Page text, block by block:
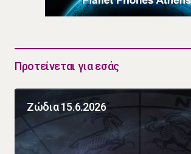
Προτείνεται για εσάς
Ζώδια 15.6.2026